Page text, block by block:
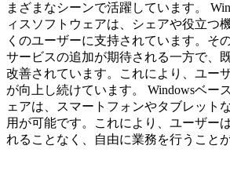
まざまなシーンで活躍しています。
ィスソフトウェアは、シェアや役立つ
くのユーザーに支持されています。そ
サービスの追加が期待される一方で、
改善されています。これにより、ユー
が向上し続けています。 Windowsベー
ェアは、スマートフォンやタブレット
用が可能です。これにより、ユーザー
れることなく、自由に業務を行うこと